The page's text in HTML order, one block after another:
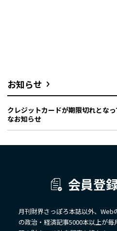
お知らせ
クレジットカードが期限切れとな
なお知らせ
会員登
月刊財界さっぽろ本誌以外、Web
の政治・経済記事5000本以上が